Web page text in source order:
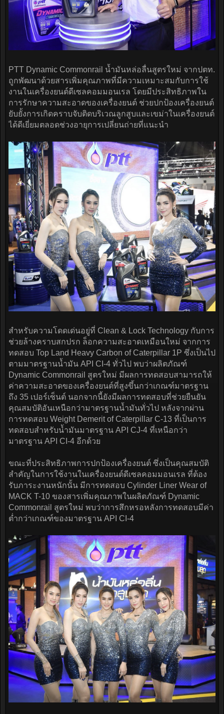
PTT Dynamic Commonrail น้ำมันหล่อลื่นสูตรใหม่ จากปตท.
ถูกพัฒนาด้วยสารเพิ่มคุณภาพที่มีความเหมาะสมกับการใช้
งานในเครื่องยนต์ดีเซลคอมมอนเรล โดยมีประสิทธิภาพใน
การรักษาความสะอาดของเครื่องยนต์ ช่วยปกป้องเครื่องยนต์
ยับยั้งการเกิดคราบจับติดบริเวณลูกสูบและเขม่าในเครื่องยนต์
ได้ดีเยี่ยมตลอดช่วงอายุการเปลี่ยนถ่ายที่แนะนำ
สำหรับความโดดเด่นอยู่ที่ Clean & Lock Technology กับการ
ช่วยล้างคราบสกปรก ล็อกความสะอาดเหมือนใหม่ จากการ
ทดสอบ Top Land Heavy Carbon of Caterpillar 1P ซึ่งเป็นไป
ตามมาตรฐานน้ำมัน API CI-4 ทั่วไป พบว่าผลิตภัณฑ์
Dynamic Commonrail สูตรใหม่ มีผลการทดสอบสามารถให้
ค่าความสะอาดของเครื่องยนต์ที่สูงขึ้นกว่าเกณฑ์มาตรฐาน
ถึง 35 เปอร์เซ็นต์ นอกจากนี้ยังมีผลการทดสอบที่ช่วยยืนยัน
คุณสมบัติอันเหนือกว่ามาตรฐานน้ำมันทั่วไป หลังจากผ่าน
การทดสอบ Weight Demerit of Caterpillar C-13 ที่เป็นการ
ทดสอบสำหรับน้ำมันมาตรฐาน API CJ-4 ที่เหนือกว่า
มาตรฐาน API CI-4 อีกด้วย
ขณะที่ประสิทธิภาพการปกป้องเครื่องยนต์ ซึ่งเป็นคุณสมบัติ
สำคัญในการใช้งานในเครื่องยนต์ดีเซลคอมมอนเรล ที่ต้อง
รับภาระงานหนักนั้น มีการทดสอบ Cylinder Liner Wear of
MACK T-10 ของสารเพิ่มคุณภาพในผลิตภัณฑ์ Dynamic
Commonrail สูตรใหม่ พบว่าการสึกหรอหลังการทดสอบมีค่า
ต่ำกว่าเกณฑ์ของมาตรฐาน API CI-4